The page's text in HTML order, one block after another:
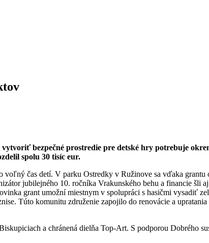
bezpečné prostredie pre detské hry potrebuje
spolu 30 tisíc eur.
čas detí. V parku Ostredky v Ružinove sa vďaka
jubilejného 10. ročníka Vrakunského behu a financie šli
grant umožní miestnym v spolupráci s hasičmi vysadiť
Túto komunitu združenie zapojilo do renovácie a upratania
a chránená dielňa Top-Art. S podporou Dobrého